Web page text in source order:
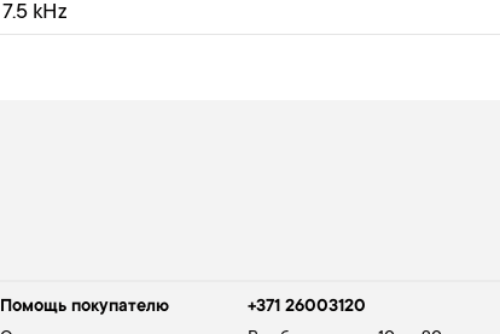
7.5 kHz
Помощь покупателю
+371 26003120